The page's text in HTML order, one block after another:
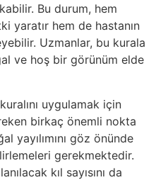
Bu durum, hem
yaratır hem de hastanın
Uzmanlar, bu kurala
ve hoş bir görünüm elde
uygulamak için
birkaç önemli nokta
yayılımını göz önünde
gerekmektedir.
kıl sayısını da